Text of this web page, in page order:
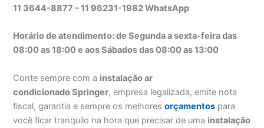
11 3644-8877 – 11 96231-1982 WhatsApp
Horário de atendimento: de Segunda a sexta-feira das
08:00 as 18:00 e aos Sábados das 08:00 as 13:00
Conte sempre com a instalação ar
condicionado Springer, empresa legalizada, emite nota
fiscal, garantia e sempre os melhoresorçamentos para
você ficar tranquilo na hora que precisar de uma instalação